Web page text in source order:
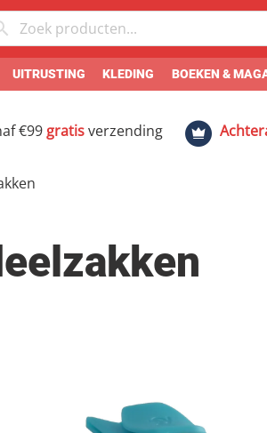
UITRUSTING KLEDING BOEKEN &
€99 gratisverzending